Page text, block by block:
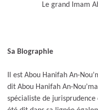
Le grand Imam
Sa Biographie
Il est Abou Hanifah An-
dit Abou Hanifah An-
spécialiste de